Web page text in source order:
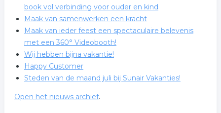
book vol verbinding voor ouder en kind
Maak van samenwerken een kracht
Maak van ieder feest een spectaculaire belevenis
met een 360° Videobooth!
Wij hebben bijna vakantie!
Happy Customer
Steden van de maand juli bij Sunair Vakanties!
Open het nieuws archief.